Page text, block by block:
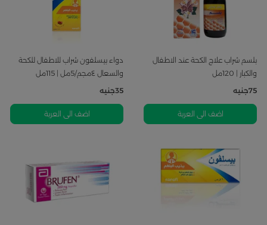
بلسم شراب علاج الكحة عند الاطفال
والكبار | 120مل
75جنيه
اضف الى العربة
دواء بيسلفون شراب للاطفال للكحة
والسعال ٤مجم/5مل | 115مل
35جنيه
اضف الى العربة